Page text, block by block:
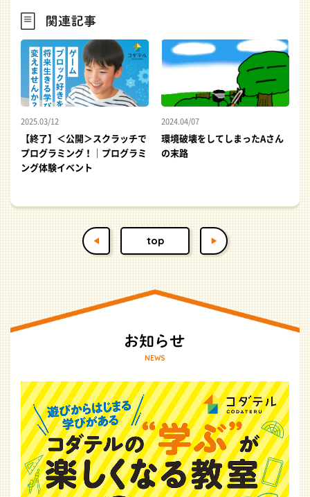
2025.03/12
【終了】＜公開＞スクラッチで
プログラミング！｜プログラミ
ング体験イベント
2024.04/07
環境破壊をしてしまったAさん
の末路
top
NEWS